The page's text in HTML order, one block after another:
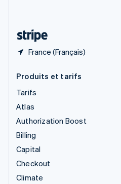
France (Français)
Produits et tarifs
Tarifs
Atlas
Authorization Boost
Billing
Capital
Checkout
Climate